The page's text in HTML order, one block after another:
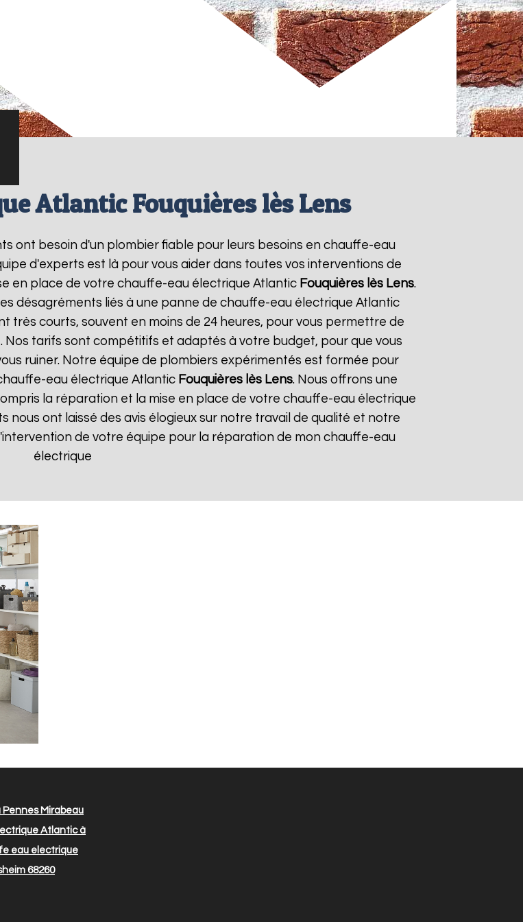
Atlantic Fouquières lès Lens
ont besoin d'un plombier fiable pour leurs besoins en chauffe-eau
d'experts est là pour vous aider dans toutes vos interventions de
en place de votre chauffe-eau électrique Atlantic Fouquières lès Lens.
désagréments liés à une panne de chauffe-eau électrique Atlantic
très courts, souvent en moins de 24 heures, pour vous permettre de
tarifs sont compétitifs et adaptés à votre budget, pour que vous
ruiner. Notre équipe de plombiers expérimentés est formée pour
eau électrique Atlantic Fouquières lès Lens. Nous offrons une
la réparation et la mise en place de votre chauffe-eau électrique
nous ont laissé des avis élogieux sur notre travail de qualité et notre
de votre équipe pour la réparation de mon chauffe-eau
électrique
Mirabeau
Atlantic à
eau electrique
68260